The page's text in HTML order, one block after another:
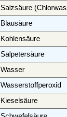
Salzsäure
Blausäure
Kohlensäure
Salpetersäure
Wasser
Wasserstoffperoxid
Kieselsäure